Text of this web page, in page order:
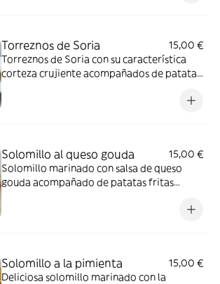
Torreznos de Soria
15,00 €
Torreznos de Soria con su característica
corteza crujiente acompañados de patatas
Solomillo al queso gouda
15,00 €
Solomillo marinado con salsa de queso
gouda acompañado de patatas fritas
Solomillo a la pimienta
15,00 €
Deliciosa solomillo marinado con la